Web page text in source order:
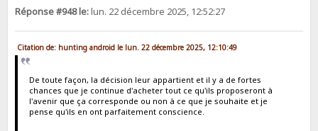
Réponse #948 le:lun. 22 décembre 2025, 12:52:27
Citation de: hunting android le lun. 22 décembre 2025, 12:10:49
De toute façon, la décision leur appartient et il y a de fortes
chances que je continue d'acheter tout ce qu'ils proposeront à
l'avenir que ça corresponde ou non à ce que je souhaite et je
pense qu'ils en ont parfaitement conscience.